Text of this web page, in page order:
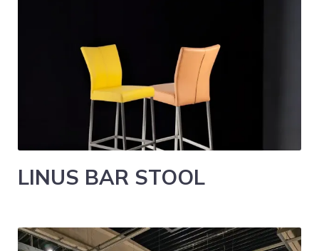
LINUS BAR STOOL